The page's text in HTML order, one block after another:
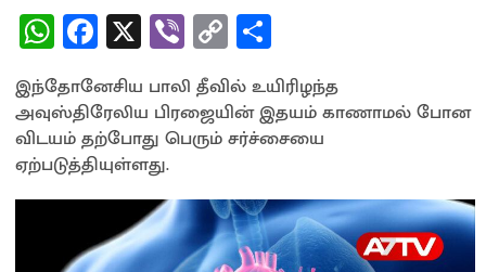
W
h
at
sA
p
p
Fa
ce
b
o
o
k
X Vi
b
er
C
o
py
Li
k
h
ar
e
இந்தோனேசிய பாலி தீவில் உயிரிழந்த
அவுஸ்திரேலிய பிரஜையின் இதயம் காணாமல் போன
விடயம் தற்போது பெரும் சர்ச்சையை
ஏற்படுத்தியுள்ளது.